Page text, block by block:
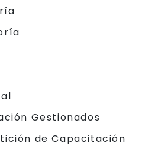
Gestionados
de Capacitación